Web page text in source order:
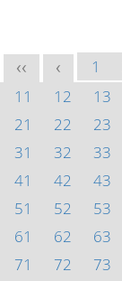
<< < 1
11
12 13
21
22 23
31
32 33
41
42 43
51
52 53
61
62 63
71
72 73